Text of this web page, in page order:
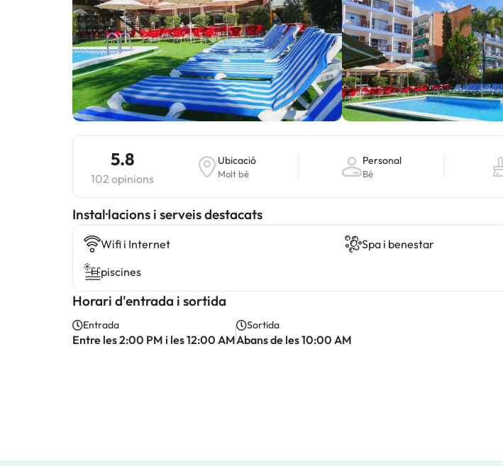
5.8
102 opinions
Ubicació
Molt bé
Personal
Bé
Instal·lacions i serveis destacats
Wifi i Internet
Spa i benestar
piscines
Horari d'entrada i sortida
Entrada
Entre les 2:00 PM i les 12:00 AM
Sortida
Abans de les 10:00 AM